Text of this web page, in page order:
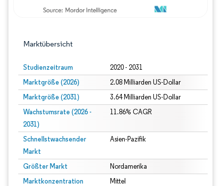
Marktübersicht
Studienzeitraum 2020 - 2031
Marktgröße (2026) 2.08 Milliarden US-Dollar
Marktgröße (2031) 3.64 Milliarden US-Dollar
Wachstumsrate (2026 -
2031)
11.86% CAGR
Schnellstwachsender
Markt
Asien-Pazifik
Größter Markt Nordamerika
Marktkonzentration Mittel